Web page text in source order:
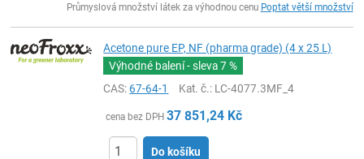
Průmyslová množství látek za výhodnou cenu Poptat větší množství
Acetone pure EP, NF (pharma grade) (4 x 25 L)
Výhodné balení - sleva7 %
CAS:67-64-1 Kat. č.: LC-4077.3MF_4
cena bez DPH 37 851,24 Kč
Do košíku